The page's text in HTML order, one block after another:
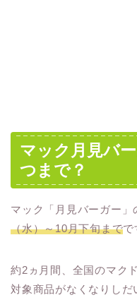
マック月見バ
つまで？
マック「月見バーガー」
（水）～10月下旬までで
約2ヵ月間、全国のマク
対象商品がなくなりしだ